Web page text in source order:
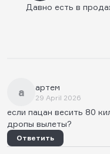
Давно есть в
а артем
29 April 2026
если пацан весить 80
дропы вылеты?
Ответить